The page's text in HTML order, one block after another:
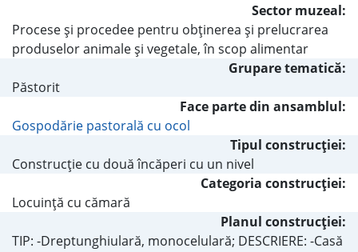
Sector muzeal:
Procese şi procedee pentru obţinerea şi prelucrarea
produselor animale şi vegetale, în scop alimentar
Grupare tematică:
Păstorit
Face parte din ansamblul:
Gospodărie pastorală cu ocol
Tipul construcţiei:
Construcţie cu două încăperi cu un nivel
Categoria construcţiei:
Locuinţă cu cămară
Planul construcţiei:
TIP: -Dreptunghiulară, monocelulară; DESCRIERE: -Casă